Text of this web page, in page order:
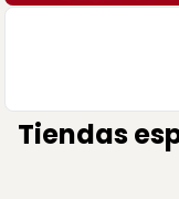
Tiendas